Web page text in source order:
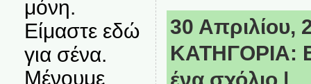
μόνη.
Είμαστε εδώ
για σένα.
Μένουμε
30 Απριλίου,
ΚΑΤΗΓΟΡΙΑ: